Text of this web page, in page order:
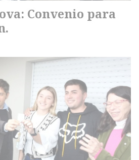
Convenio para